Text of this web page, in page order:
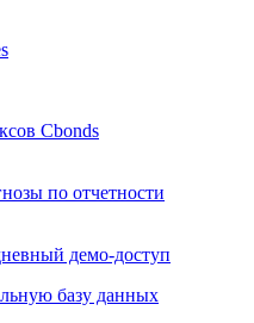
Cbonds
по отчетности
демо-доступ
базу данных